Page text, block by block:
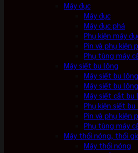
Máy đục
Máy đục
Máy đục phá
Phụ kiện máy
Pin và phụ kiện
Phụ tùng máy
Máy siết bu lông
Máy siết bu lông
Máy siết bu
Máy siết cắt bu
Phụ kiện siết
Pin và phụ kiện
Phụ tùng máy
Máy thổi nóng, thổi
Máy thổi nóng